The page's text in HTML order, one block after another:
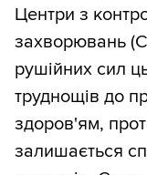
Центри з
захворювань
рушійних сил
труднощів до
здоров'ям,
залишається